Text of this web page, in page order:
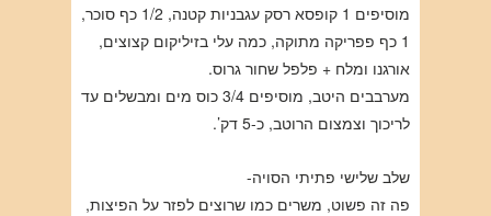
מוסיפים 1 קופסא רסק עגבניות קטנה, 1/2 כף סוכר,
1 כף פפריקה מתוקה, כמה עלי בזיליקום קצוצים,
אורגנו ומלח + פלפל שחור גרוס.
מערבבים היטב, מוסיפים 3/4 כוס מים ומבשלים עד
לריכוך וצמצום הרוטב, כ-5 דק’.
שלב שלישי פתיתי הסויה-
פה זה פשוט, משרים כמו שרוצים לפזר על הפיצות,